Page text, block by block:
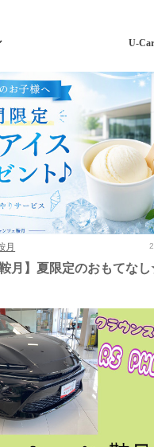
U-
月
鞍月】夏限定のおもてな